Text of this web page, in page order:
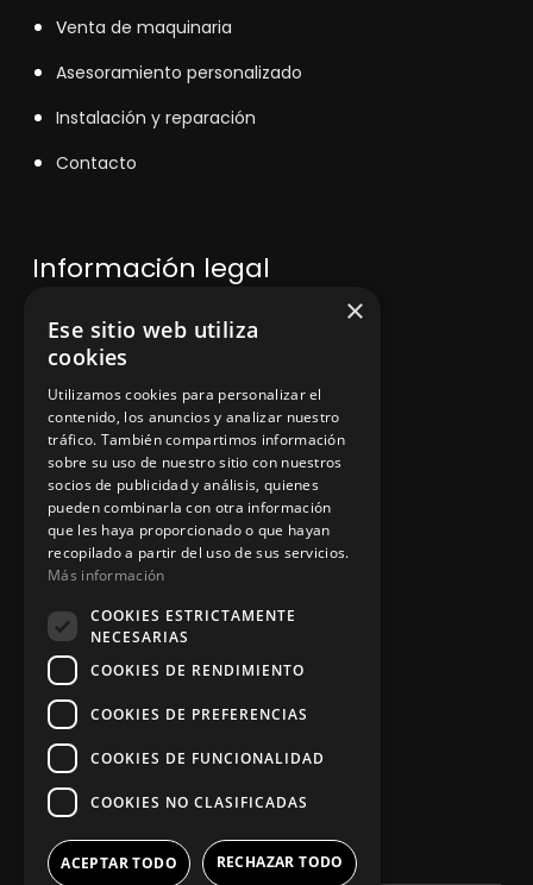
Venta de maquinaria
Asesoramiento personalizado
Instalación y reparación
Contacto
Información legal
Política de privacidad
Aviso legal
App Zine Hostelería
Síguenos
×
Ese sitio web utiliza
cookies
Utilizamos cookies para personalizar el
contenido, los anuncios y analizar nuestro
tráfico. También compartimos información
sobre su uso de nuestro sitio con nuestros
socios de publicidad y análisis, quienes
pueden combinarla con otra información
que les haya proporcionado o que hayan
recopilado a partir del uso de sus servicios.
Más información
COOKIES ESTRICTAMENTE
NECESARIAS
COOKIES DE RENDIMIENTO
COOKIES DE PREFERENCIAS
COOKIES DE FUNCIONALIDAD
COOKIES NO CLASIFICADAS
ACEPTAR TODO RECHAZAR TODO